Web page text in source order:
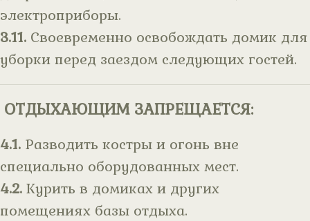
электроприборы.
3.11. Своевременно освобождать домик для
уборки перед заездом следующих гостей.
ОТДЫХАЮЩИМ ЗАПРЕЩАЕТСЯ:
4.1. Разводить костры и огонь вне
специально оборудованных мест.
4.2. Курить в домиках и других
помещениях базы отдыха.